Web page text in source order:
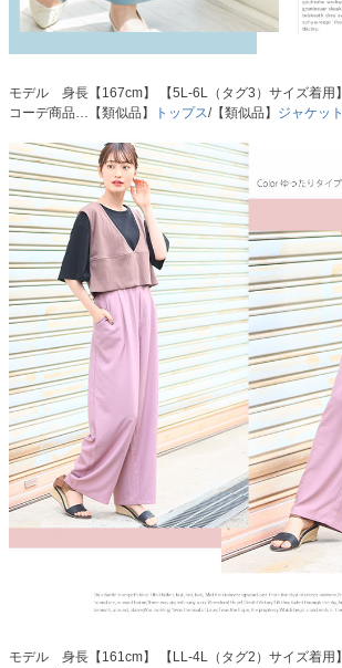
モデル 身長【167cm】 【5L-6L（タグ3）サイズ着用】
コーデ商品…【類似品】
トップス/【類似品】 ジャケット
モデル 身長【161cm】 【LL-4L（タグ2）サイズ着用】